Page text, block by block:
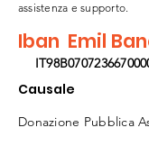
assistenza e supporto.
Iban Emil
Causale
Donazione Pubblica